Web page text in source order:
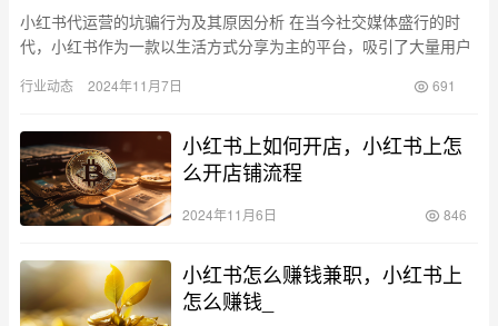
小红书代运营的坑骗行为及其原因分析 在当今社交媒体盛行的时
代，小红书作为一款以生活方式分享为主的平台，吸引了大量用户
生。这一…
行业动态 2024年11月7日 691
小红书上如何开店，小红书上怎
么开店铺流程
2024年11月6日 846
小红书怎么赚钱兼职，小红书上
怎么赚钱_